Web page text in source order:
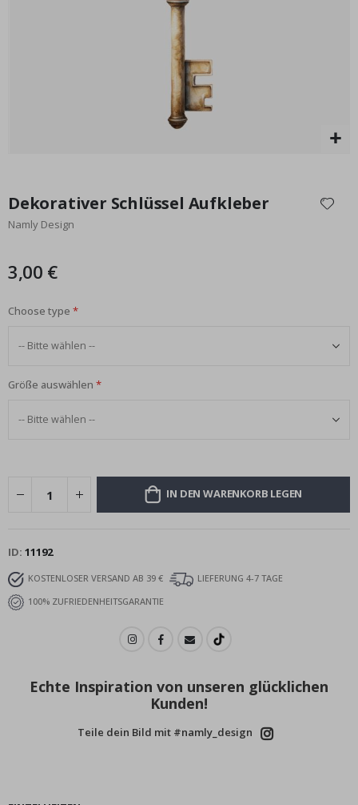
Special
17,00 €
Anfang
der
Bildgalerie
Dekorativer Schlüssel Aufkleber
Namly Design
3,00 €
Choose type
Größe auswählen
IN DEN WARENKORB LEGEN
ID 11192
KOSTENLOSER VERSAND AB 39 €
LIEFERUNG 4-7 TAGE
100% ZUFRIEDENHEITSGARANTIE
Echte Inspiration von unseren glücklichen
Kunden!
Teile dein Bild mit #namly_design